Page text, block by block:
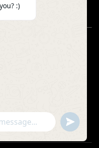
:)
undefined